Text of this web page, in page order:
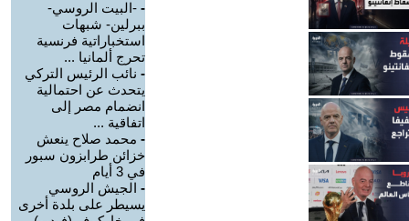
- -البيت الروسي-
ببرلين- شبهات
استخباراتية فرنسية
تحرج ألمانيا ...
- نائب الرئيس التركي
يتحدث عن احتمالية
انضمام مصر إلى
اتفاقية ...
- محمد صلاح ينعش
خزائن طرابزون سبور
في 3 أيام
- الجيش الروسي
يسيطر على بلدة أخرى